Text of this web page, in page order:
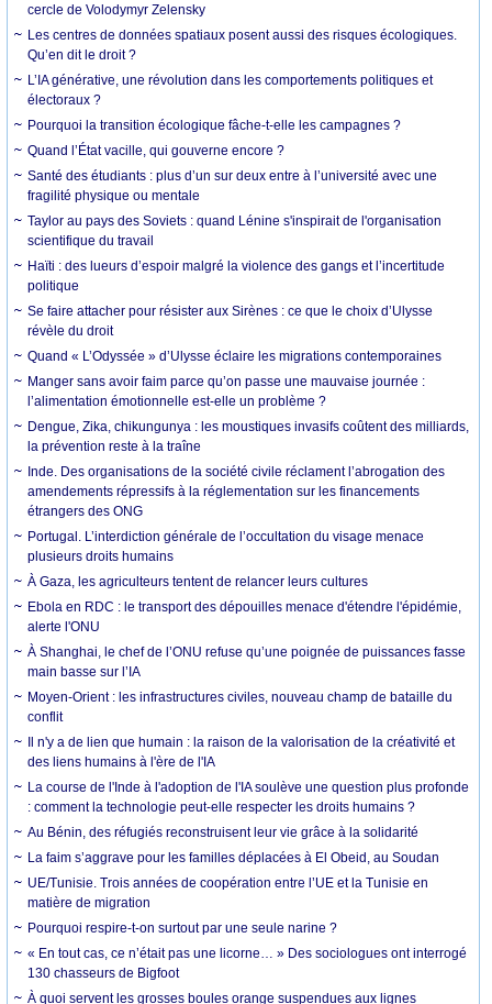
cercle de Volodymyr Zelensky
Les centres de données spatiaux posent aussi des risques écologiques.
Qu’en dit le droit ?
L’IA générative, une révolution dans les comportements politiques et
électoraux ?
Pourquoi la transition écologique fâche-t-elle les campagnes ?
Quand l’État vacille, qui gouverne encore ?
Santé des étudiants : plus d’un sur deux entre à l’université avec une
fragilité physique ou mentale
Taylor au pays des Soviets : quand Lénine s'inspirait de l'organisation
scientifique du travail
Haïti : des lueurs d’espoir malgré la violence des gangs et l’incertitude
politique
Se faire attacher pour résister aux Sirènes : ce que le choix d’Ulysse
révèle du droit
Quand « L’Odyssée » d’Ulysse éclaire les migrations contemporaines
Manger sans avoir faim parce qu’on passe une mauvaise journée :
l’alimentation émotionnelle est-elle un problème ?
Dengue, Zika, chikungunya : les moustiques invasifs coûtent des milliards,
la prévention reste à la traîne
Inde. Des organisations de la société civile réclament l’abrogation des
amendements répressifs à la réglementation sur les financements
étrangers des ONG
Portugal. L’interdiction générale de l’occultation du visage menace
plusieurs droits humains
À Gaza, les agriculteurs tentent de relancer leurs cultures
Ebola en RDC : le transport des dépouilles menace d'étendre l'épidémie,
alerte l'ONU
À Shanghai, le chef de l’ONU refuse qu’une poignée de puissances fasse
main basse sur l’IA
Moyen-Orient : les infrastructures civiles, nouveau champ de bataille du
conflit
Il n'y a de lien que humain : la raison de la valorisation de la créativité et
des liens humains à l'ère de l'IA
La course de l'Inde à l'adoption de l'IA soulève une question plus profonde
: comment la technologie peut-elle respecter les droits humains ?
Au Bénin, des réfugiés reconstruisent leur vie grâce à la solidarité
La faim s’aggrave pour les familles déplacées à El Obeid, au Soudan
UE/Tunisie. Trois années de coopération entre l’UE et la Tunisie en
matière de migration
Pourquoi respire-t-on surtout par une seule narine ?
« En tout cas, ce n’était pas une licorne… » Des sociologues ont interrogé
130 chasseurs de Bigfoot
À quoi servent les grosses boules orange suspendues aux lignes